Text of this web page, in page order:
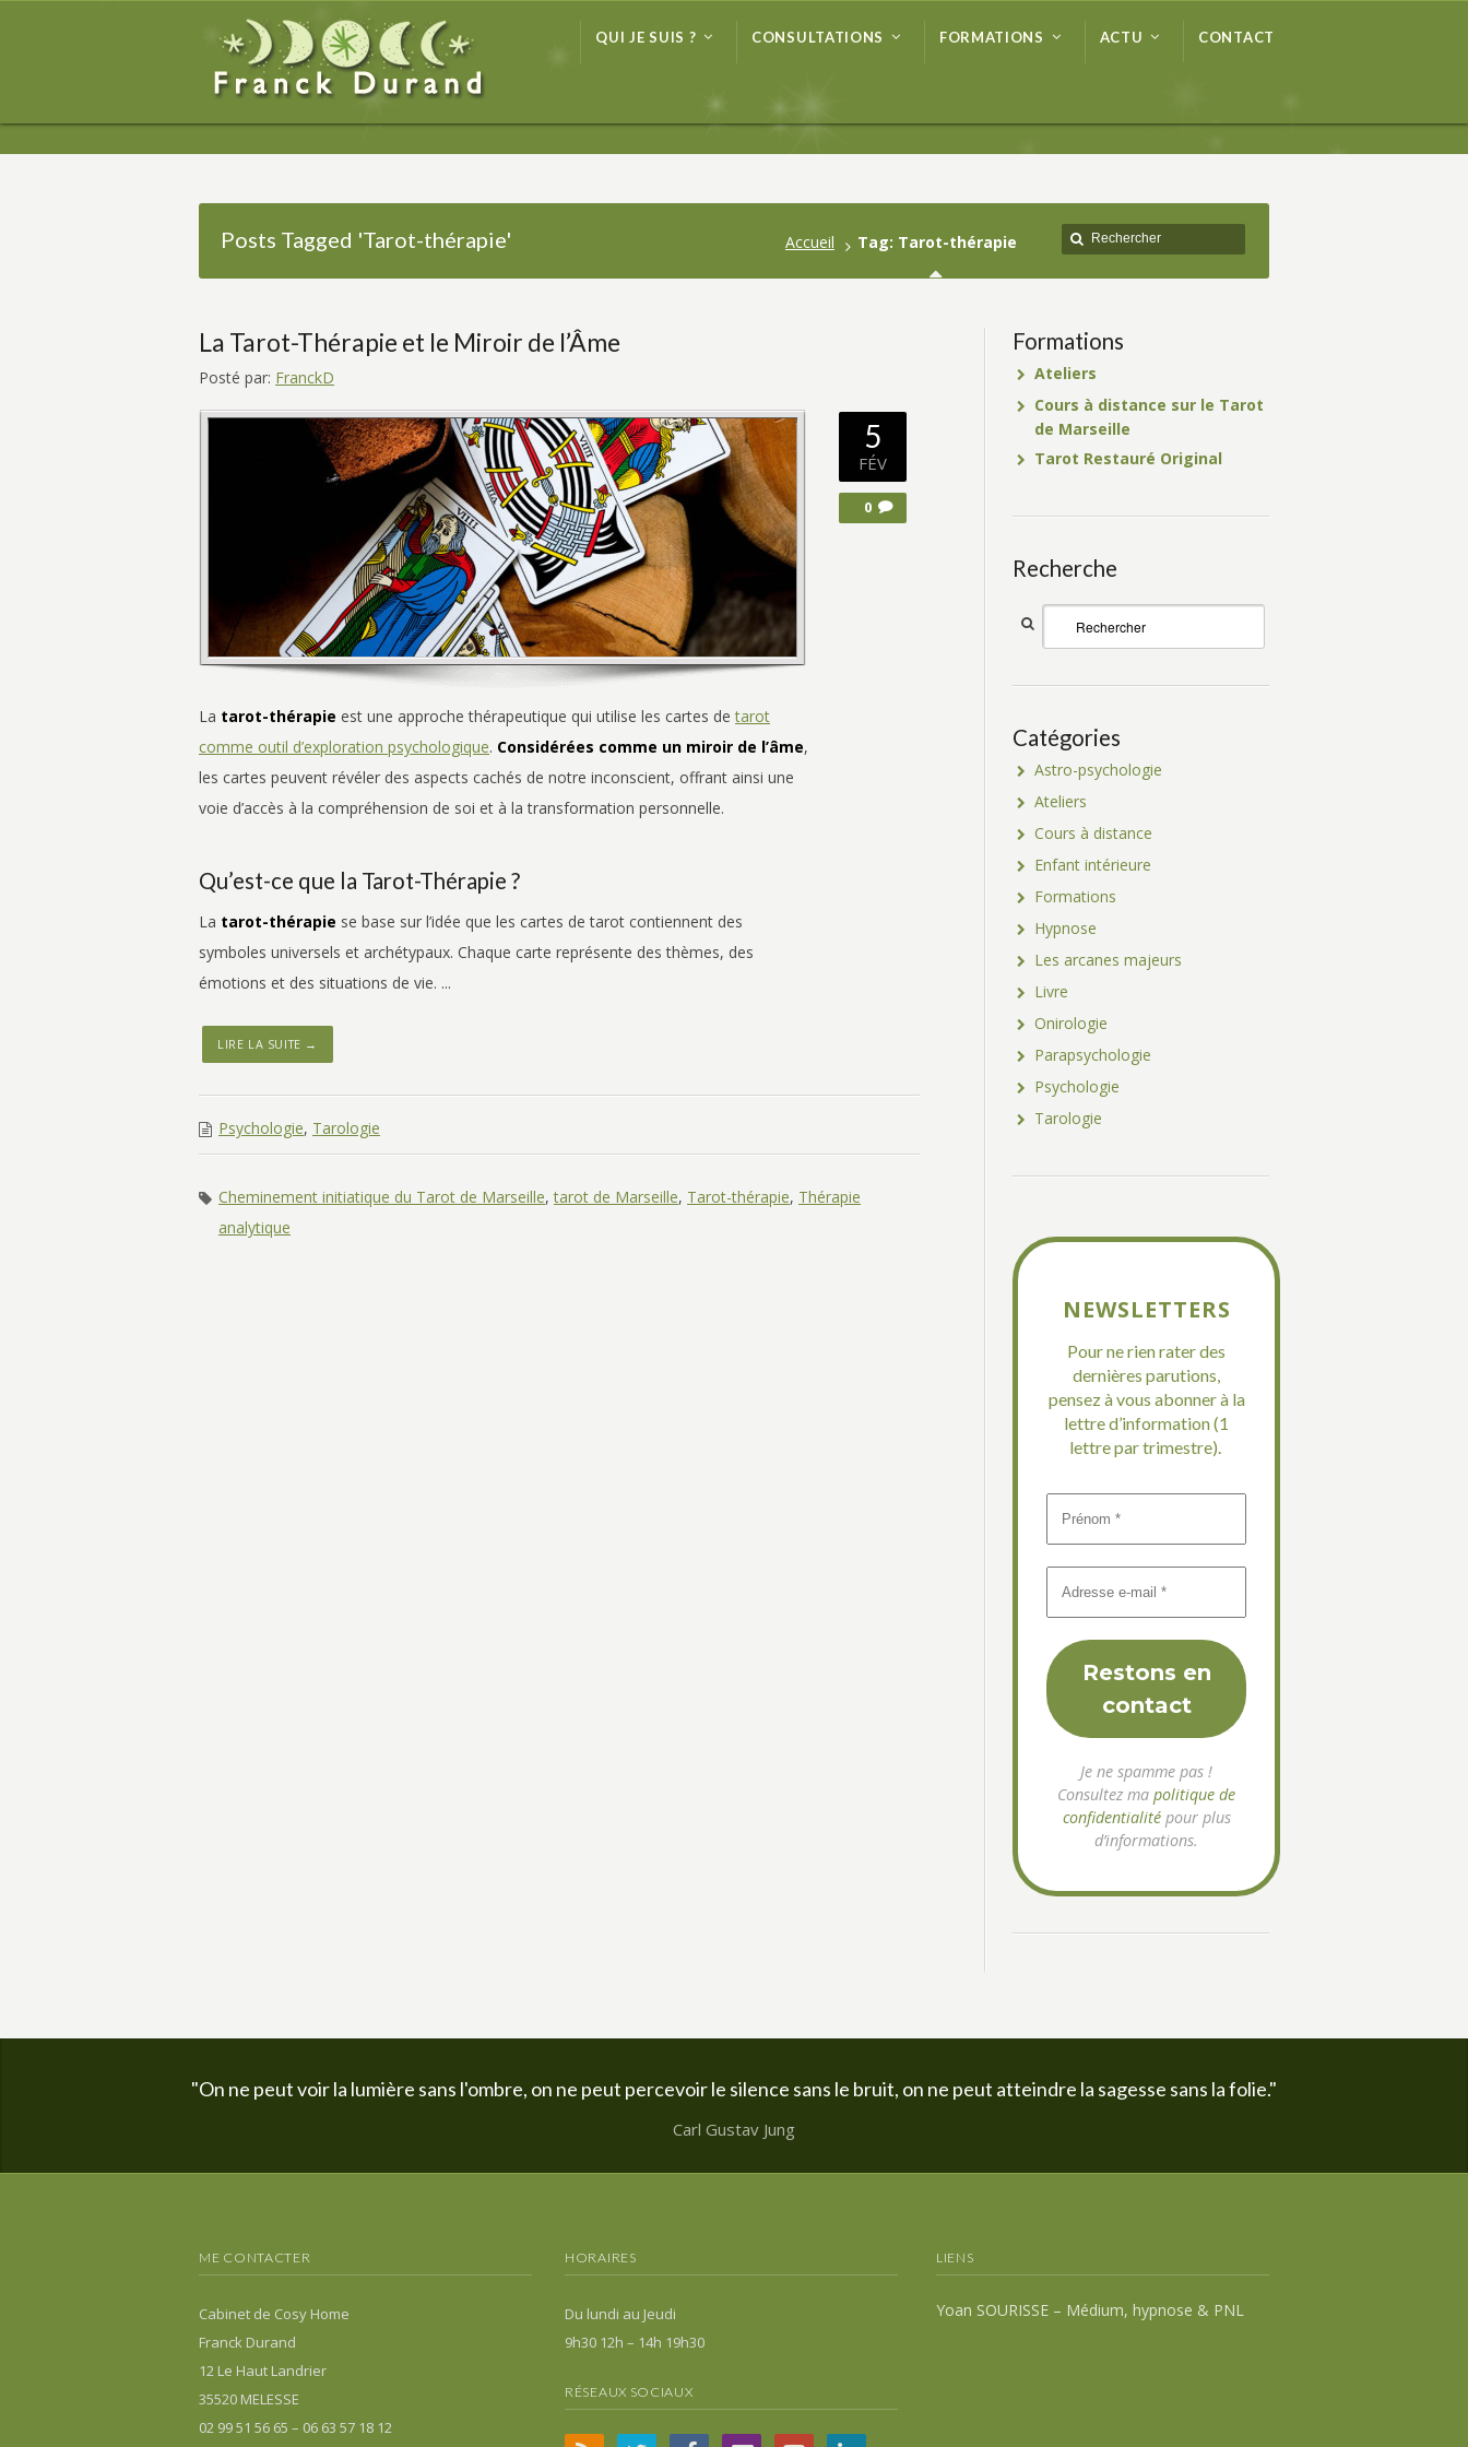
Posts Tagged 'Tarot-thérapie' Accueil Tag: Tarot-thérapie
La Tarot-Thérapie et le Miroir de l’Âme
Posté par: FranckD
La tarot-thérapie est une approche thérapeutique qui utilise les cartes detarot
comme outil d’exploration psychologique. Considérées comme un miroir de l’âme,
les cartes peuvent révéler des aspects cachés de notre inconscient, offrant ainsi une
voie d’accès à la compréhension de soi et à la transformation personnelle.
Qu’est-ce que la Tarot-Thérapie ?
La tarot-thérapie se base sur l’idée que les cartes de tarot contiennent des
symboles universels et archétypaux. Chaque carte représente des thèmes, des
émotions et des situations de vie. ...
LIRE LA SUITE →
5
FÉV
0
Psychologie, Tarologie
Cheminement initiatique du Tarot de Marseille,tarot de Marseille, Tarot-thérapie, Thérapie
analytique
Formations
Ateliers
Cours à distance sur le Tarot
de Marseille
Tarot Restauré Original
Recherche
Catégories
Astro-psychologie
Ateliers
Cours à distance
Enfant intérieure
Formations
Hypnose
Les arcanes majeurs
Livre
Onirologie
Parapsychologie
Psychologie
Tarologie
NEWSLETTERS
Pour ne rien rater des
dernières parutions,
pensez à vous abonner à la
lettre d’information (1
lettre par trimestre).
Je ne spamme pas !
Consultez ma politique de
confidentialitépour plus
d’informations.
"On ne peut voir la lumière sans l'ombre, on ne peut percevoir le silence sans le bruit, on ne peut atteindre la sagesse sans la folie."
Carl Gustav Jung
ME CONTACTER
Cabinet de Cosy Home
Franck Durand
12 Le Haut Landrier
35520 MELESSE
02 99 51 56 65 – 06 63 57 18 12
HORAIRES
Du lundi au Jeudi
9h30 12h – 14h 19h30
RÉSEAUX SOCIAUX
LIENS
Yoan SOURISSE – Médium, hypnose & PNL
QUI JE SUIS ? CONSULTATIONS FORMATIONS ACTU CONTACT